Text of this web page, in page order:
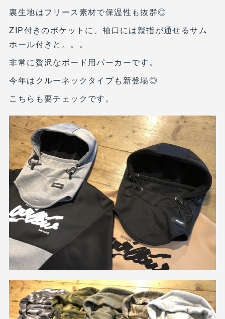
裏生地はフリース素材で保温性も抜群◎
ZIP付きのポケットに、袖口には親指が通せるサム
ホール付きと。。。
非常に贅沢なボード用パーカーです。
今年はクルーネックタイプも新登場◎
こちらも要チェックです。